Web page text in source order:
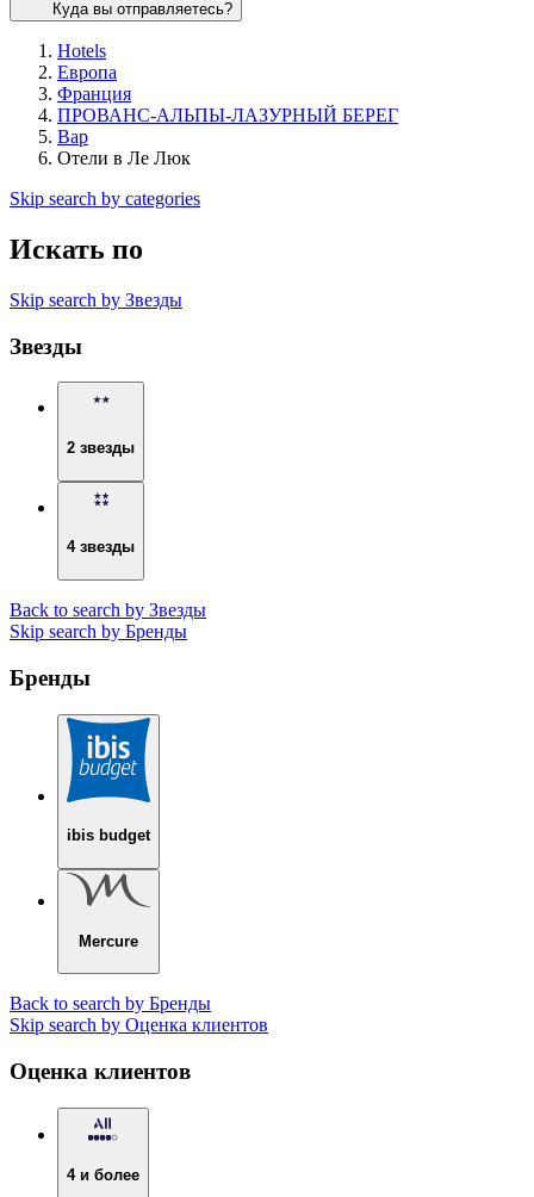
Куда вы отправляетесь?
Hotels
Европа
Франция
ПРОВАНС-АЛЬПЫ-ЛАЗУРНЫЙ БЕРЕГ
Вар
Отели в Ле Люк
Skip search by categories
Искать по
Skip search by Звезды
Звезды
2 звезды
4 звезды
Back to search by Звезды
Skip search by Бренды
Бренды
ibis budget
Mercure
Back to search by Бренды
Skip search by Оценка клиентов
Оценка клиентов
4 и более